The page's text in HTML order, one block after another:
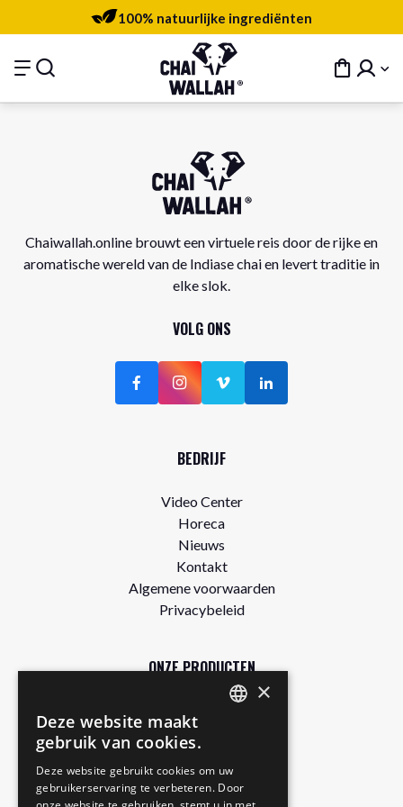
100% natuurlijke ingrediënten
Chaiwallah.online brouwt een virtuele reis door de rijke en
aromatische wereld van de Indiase chai en levert traditie in
elke slok.
VOLG ONS
BEDRIJF
Video Center
Horeca
Nieuws
Kontakt
Algemene voorwaarden
Privacybeleid
ONZE PRODUCTEN
Gratis proefpakket
Authentic
Matcha Latte
Royal Chai
GERMAN
×
Deze website maakt
gebruik van cookies.
Deze website gebruikt cookies om uw
gebruikerservaring te verbeteren. Door